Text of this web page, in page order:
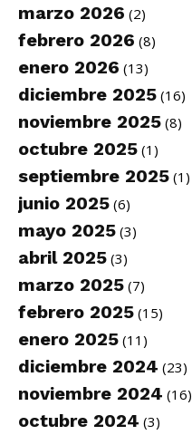
marzo 2026 (2)
febrero 2026 (8)
enero 2026 (13)
diciembre 2025 (16)
noviembre 2025 (8)
octubre 2025 (1)
septiembre 2025 (1)
junio 2025 (6)
mayo 2025 (3)
abril 2025 (3)
marzo 2025 (7)
febrero 2025 (15)
enero 2025 (11)
diciembre 2024 (23)
noviembre 2024 (16)
octubre 2024 (3)